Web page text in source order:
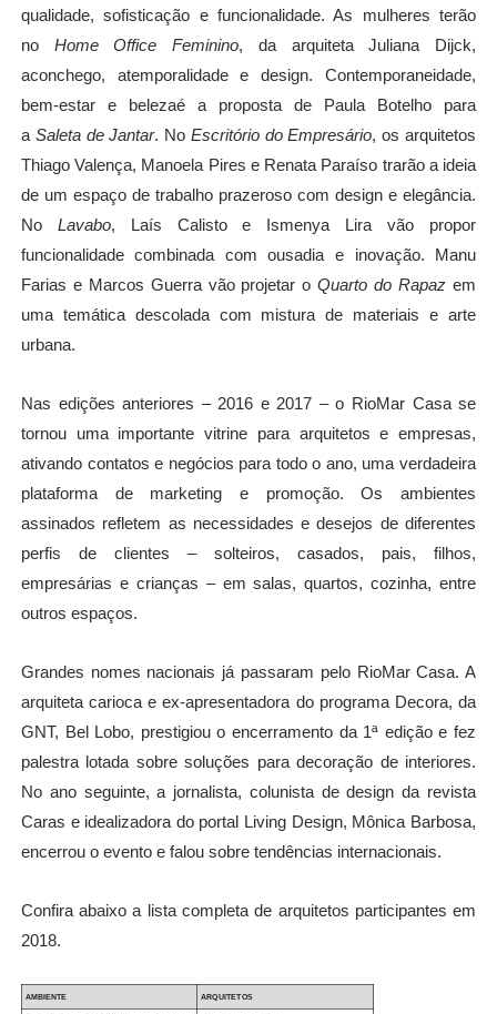
qualidade, sofisticação e funcionalidade. As mulheres terão
no Home Office Feminino, da arquiteta Juliana Dijck,
aconchego, atemporalidade e design. Contemporaneidade,
bem-estar e belezaé a proposta de Paula Botelho para
a Saleta de Jantar. No Escritório do Empresário, os arquitetos
Thiago Valença, Manoela Pires e Renata Paraíso trarão a ideia
de um espaço de trabalho prazeroso com design e elegância.
No Lavabo, Laís Calisto e Ismenya Lira vão propor
funcionalidade combinada com ousadia e inovação. Manu
Farias e Marcos Guerra vão projetar oQuarto do Rapaz em
uma temática descolada com mistura de materiais e arte
urbana.
Nas edições anteriores – 2016 e 2017 –o RioMar Casa se
tornou uma importante vitrine para arquitetos e empresas,
ativando contatos e negócios para todo o ano, uma verdadeira
plataforma de marketing e promoção. Os ambientes
assinados refletem as necessidades e desejos de diferentes
perfis de clientes –solteiros, casados, pais, filhos,
empresárias e crianças – em salas, quartos, cozinha, entre
outros espaços.
Grandes nomes nacionais já passaram pelo RioMar Casa. A
arquiteta carioca e ex-apresentadora do programa Decora, da
GNT, Bel Lobo, prestigiou o encerramento da 1ª edição e fez
palestra lotada sobre soluções para decoração de interiores.
No ano seguinte, a jornalista, colunista de design da revista
Caras e idealizadora do portal Living Design, Mônica Barbosa,
encerrou o evento e falou sobre tendências internacionais.
Confira abaixo a lista completa de arquitetos participantes em
2018.
AMBIENTE ARQUITETOS